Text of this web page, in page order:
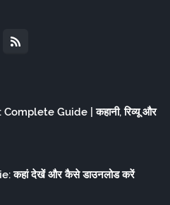
Guide | कहानी, रिव्यू और
कहां देखें और कैसे डाउनलोड करें